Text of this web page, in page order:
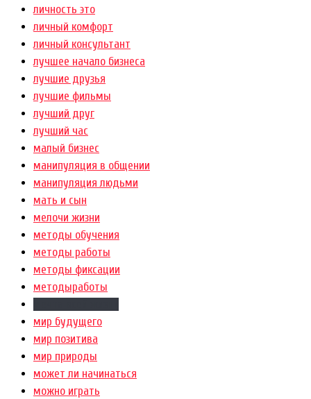
личность это
личный комфорт
личный консультант
лучшее начало бизнеса
лучшие друзья
лучшие фильмы
лучший друг
лучший час
малый бизнес
манипуляция в общении
манипуляция людьми
мать и сын
мелочи жизни
методы обучения
методы работы
методы фиксации
методыработы
мир будущего
мир позитива
мир природы
может ли начинаться
можно играть